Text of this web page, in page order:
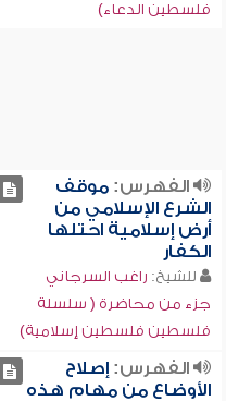
فلسطين الدعاء)
الفهرس:موقف
الشرع الإسلامي من
أرض إسلامية احتلها
الكفار
للشيخ: راغب السرجاني
جزء من محاضرة ( سلسلة
فلسطين فلسطين إسلامية)
الفهرس:إصلاح
الأوضاع من مهام هذه